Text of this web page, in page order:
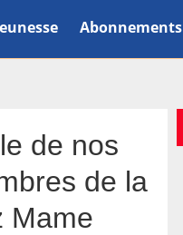
Abonnements
de nos
de la
Mame